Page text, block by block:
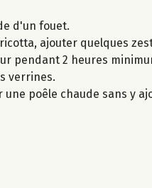
d'un fouet.
ajouter quelques
pendant 2 heures
verrines.
poêle chaude sans y